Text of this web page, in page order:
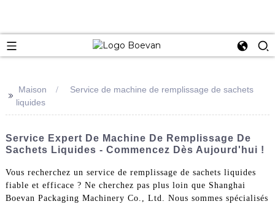
>> Maison
Service de machine de remplissage de sachets
liquides
Service Expert De Machine De Remplissage De
Sachets Liquides - Commencez Dès Aujourd'hui !
Vous recherchez un service de remplissage de sachets liquides
fiable et efficace ? Ne cherchez pas plus loin que Shanghai
Boevan Packaging Machinery Co., Ltd. Nous sommes spécialisés